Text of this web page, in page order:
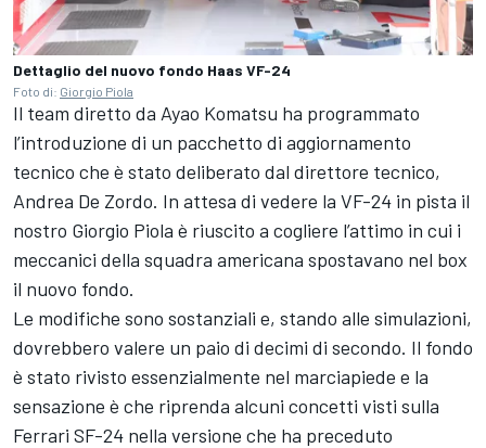
Dettaglio del nuovo fondo Haas VF-24
Foto di: Giorgio Piola
Il team diretto da Ayao Komatsu ha programmato
l’introduzione di un pacchetto di aggiornamento
tecnico che è stato deliberato dal direttore tecnico,
Andrea De Zordo. In attesa di vedere la VF-24 in pista il
nostro Giorgio Piola è riuscito a cogliere l’attimo in cui i
meccanici della squadra americana spostavano nel box
il nuovo fondo.
Le modifiche sono sostanziali e, stando alle simulazioni,
dovrebbero valere un paio di decimi di secondo. Il fondo
è stato rivisto essenzialmente nel marciapiede e la
sensazione è che riprenda alcuni concetti visti sulla
Ferrari SF-24 nella versione che ha preceduto